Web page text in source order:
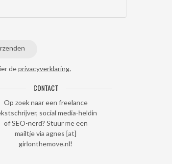
deprivacyverklaring.
CONTACT
Op zoek naar een freelance
social media-heldin
of SEO-nerd? Stuur me een
mailtje via agnes [at]
girlonthemove.nl!